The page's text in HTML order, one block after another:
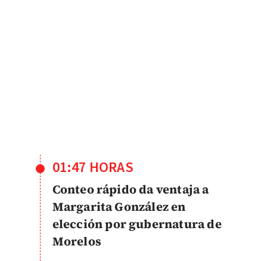
01:47 HORAS
Conteo rápido da ventaja a
Margarita González en
elección por gubernatura de
Morelos